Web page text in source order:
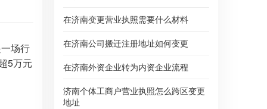
在济南变更营业执照需要什么材料
在济南公司搬迁注册地址如何变更
在济南外资企业转为内资企业流程
济南个体工商户营业执照怎么跨区变更
地址
场行
5万元